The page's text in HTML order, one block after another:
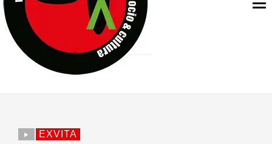
D’BALDOMEROS REINVENTAN [BITÁCORA 3.0] EN EXVITA
MARSHALL FLASH PRESENTA EN EXVITA [RELATIVA
JOFRE BARDAGÍ EN EXVITA INTERPRETANDO A SERRAT
EXVITA